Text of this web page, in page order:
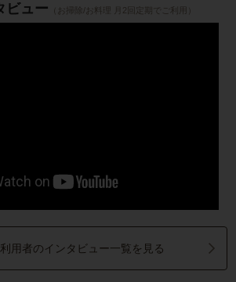
ビュー （お掃除/お料理 月2回定期でご利用）
用者のインタビュー一覧を見る